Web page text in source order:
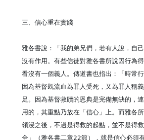
三、信心重在實踐
雅各書說：「我的弟兄們，若有人說，自
沒有作用。有些信徒對雅各書所說因行為
看沒有一個義人。傳道書也指出：「時常
因為基督既流血為罪人受死，又為罪人稱
足。因為基督救贖的恩典是完備無缺的，
用的，其重點乃放在「信心」上。而雅各
領浸之後，不過是得救的起點，並不是得
全」（雅各書二章22節），就是信心必須